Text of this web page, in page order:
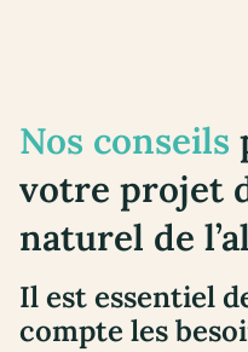
Nos conseils
votre projet
naturel de
Il est essentiel
compte les